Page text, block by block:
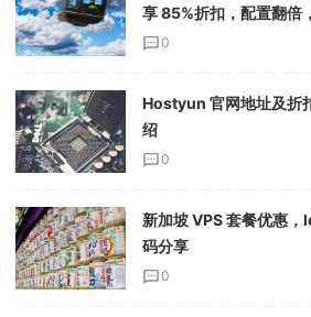
享 85%折扣，配置翻倍
0
Hostyun 官网地址及折
绍
0
新加坡 VPS 套餐优惠
码分享
0